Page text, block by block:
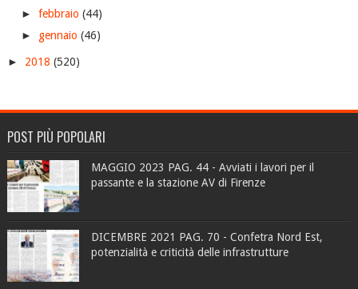
► febbraio (44)
► gennaio (46)
► 2018 (520)
POST PIÙ POPOLARI
MAGGIO 2023 PAG. 44 - Avviati i lavori per il
passante e la stazione AV di Firenze
DICEMBRE 2021 PAG. 70 - Confetra Nord Est,
potenzialità e criticità delle infrastrutture